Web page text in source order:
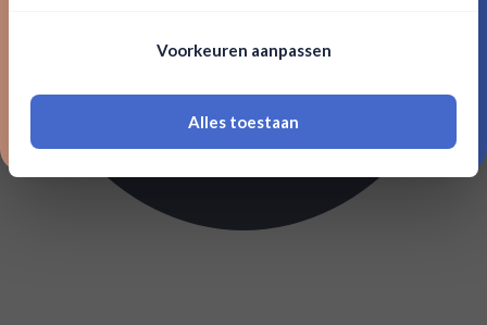
18 jaar of ouder zijn
Voorkeuren aanpassen
Alles toestaan